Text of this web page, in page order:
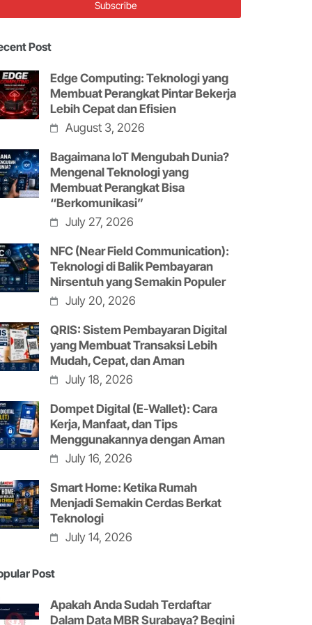
Post
Edge Computing: Teknologi yang
Membuat Perangkat Pintar Bekerja
Lebih Cepat dan Efisien
August 3, 2026
Bagaimana IoT Mengubah Dunia?
Mengenal Teknologi yang
Membuat Perangkat Bisa
“Berkomunikasi”
July 27, 2026
NFC (Near Field Communication):
Teknologi di Balik Pembayaran
Nirsentuh yang Semakin Populer
July 20, 2026
QRIS: Sistem Pembayaran Digital
yang Membuat Transaksi Lebih
Mudah, Cepat, dan Aman
July 18, 2026
Dompet Digital (E-Wallet): Cara
Kerja, Manfaat, dan Tips
Menggunakannya dengan Aman
July 16, 2026
Smart Home: Ketika Rumah
Menjadi Semakin Cerdas Berkat
Teknologi
July 14, 2026
Post
Apakah Anda Sudah Terdaftar
Dalam Data MBR Surabaya? Begini